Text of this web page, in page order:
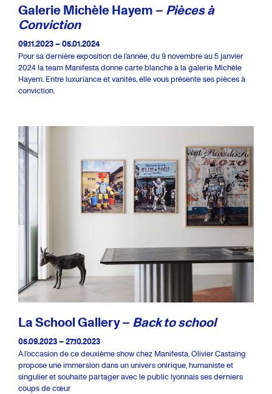
Galerie Michèle Hayem – Pièces à
Conviction
09.11.2023 – 05.01.2024
Pour sa dernière exposition de l’année, du 9 novembre au 5 janvier
2024 la team Manifesta donne carte blanche à la galerie Michèle
Hayem. Entre luxuriance et vanités, elle vous présente ses pièces à
conviction.
La School Gallery – Back to school
05.09.2023 – 27.10.2023
À l’occasion de ce deuxième show chez Manifesta, Olivier Castaing
propose une immersion dans un univers onirique, humaniste et
singulier et souhaite partager avec le public lyonnais ses derniers
coups de cœur